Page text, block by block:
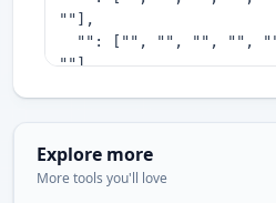
Explore more
More tools you'll love